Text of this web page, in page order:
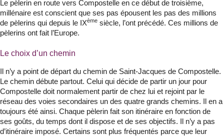
Le pèlerin en route vers Compostelle en ce début de troisième,
millénaire est conscient que ses pas épousent les pas des millions
de pèlerins qui depuis le IXème siècle, l’ont précédé. Ces millions de
pèlerins ont fait l’Europe.
Le choix d’un chemin
Il n’y a point de départ du chemin de Saint-Jacques de Compostelle.
Le chemin débute partout. Celui qui décide de partir un jour pour
Compostelle doit normalement partir de chez lui et rejoint par le
réseau des voies secondaires un des quatre grands chemins. Il en a
toujours été ainsi. Chaque pèlerin fait son itinéraire en fonction de
ses goûts, du temps dont il dispose et de ses objectifs. Il n’y a pas
d’itinéraire imposé. Certains sont plus fréquentés parce que leur